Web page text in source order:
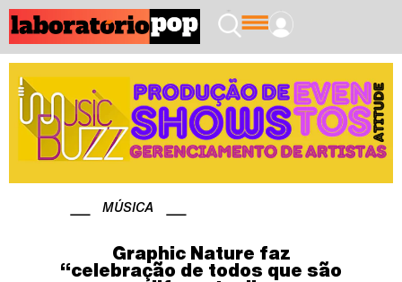
MÚSICA
Graphic Nature faz
“celebração de todos que são